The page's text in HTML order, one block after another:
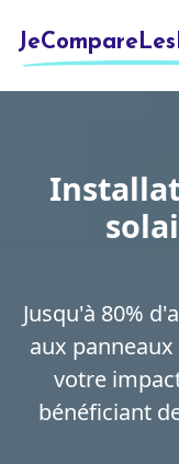
Jusqu'à 80%
aux
votre
bénéficiant